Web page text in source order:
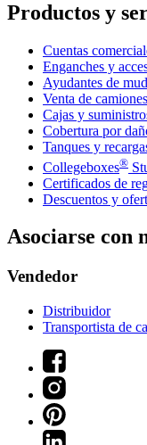
Productos y
Cuentas
Enganches y
Ayudantes de
Venta de
Cajas y
Cobertura por
Tanques y
Collegeboxes®
Certificados de
Descuentos y
Asociarse con
Vendedor
Distribuidor
Transportista de